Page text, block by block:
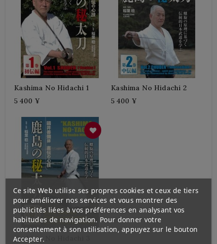
Kashima No Hidachi 1
5 400 ¥
Kashima No Hidachi 2
5 400 ¥
Kashima No Hidachi 3
Ce site Web utilise ses propres cookies et ceux de tiers
pour améliorer nos services et vous montrer des
publicités liées à vos préférences en analysant vos
habitudes de navigation. Pour donner votre
consentement à son utilisation, appuyez sur le bouton
Accepter.